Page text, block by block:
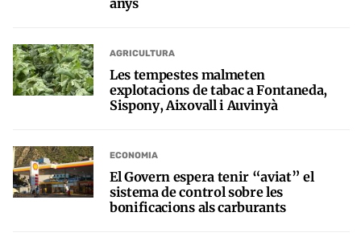
AGRICULTURA
Les tempestes malmeten
explotacions de tabac a Fontaneda,
Sispony, Aixovall i Auvinyà
ECONOMIA
El Govern espera tenir “aviat” el
sistema de control sobre les
bonificacions als carburants